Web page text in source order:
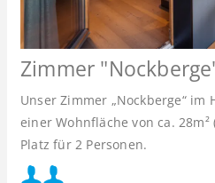
Zimmer
Unser Zimmer „Nockberge“
einer Wohnfläche von ca. 28m²
Platz für 2 Personen.
Mindestbelegung: